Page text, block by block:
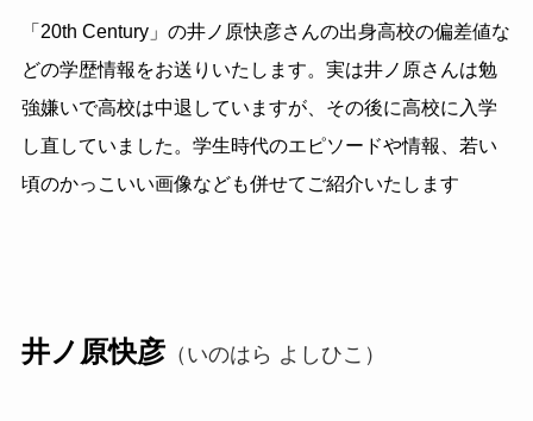
「20th Century」の井ノ原快彦さんの出身高校の偏差値な
どの学歴情報をお送りいたします。実は井ノ原さんは勉
強嫌いで高校は中退していますが、その後に高校に入学
し直していました。学生時代のエピソードや情報、若い
頃のかっこいい画像なども併せてご紹介いたします
井ノ原快彦（いのはら よしひこ）